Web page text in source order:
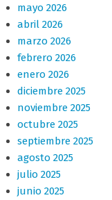
mayo 2026
abril 2026
marzo 2026
febrero 2026
enero 2026
diciembre 2025
noviembre 2025
octubre 2025
septiembre 2025
agosto 2025
julio 2025
junio 2025